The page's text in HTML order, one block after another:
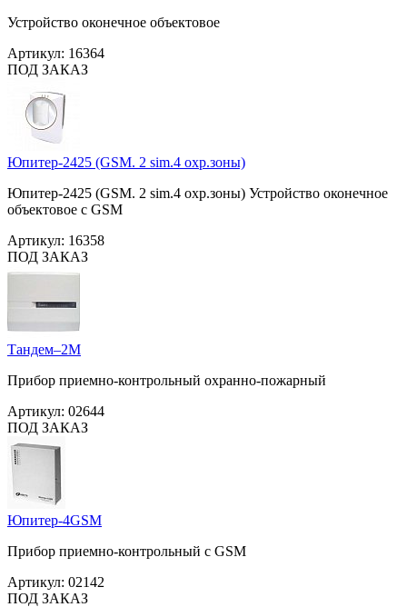
Устройство оконечное объектовое
Артикул: 16364
ПОД ЗАКАЗ
Юпитер-2425 (GSM. 2 sim.4 охр.зоны)
Юпитер-2425 (GSM. 2 sim.4 охр.зоны) Устройство оконечное
объектовое с GSM
Артикул: 16358
ПОД ЗАКАЗ
Тандем–2М
Прибор приемно-контрольный охранно-пожарный
Артикул: 02644
ПОД ЗАКАЗ
Юпитер-4GSM
Прибор приемно-контрольный с GSM
Артикул: 02142
ПОД ЗАКАЗ